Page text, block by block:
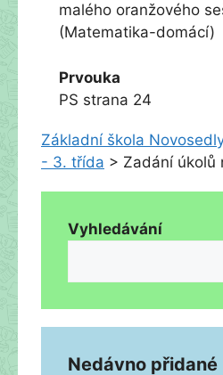
malého oranžového
(Matematika-domácí)
Prvouka
PS strana 24
Základní škola
- 3. třída > Zadání úkolů
Vyhledávání
Nedávno přidané